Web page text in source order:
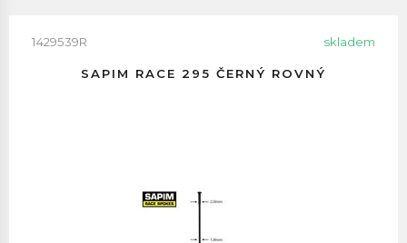
1429539R skladem
SAPIM RACE 295 ČERNÝ ROVNÝ